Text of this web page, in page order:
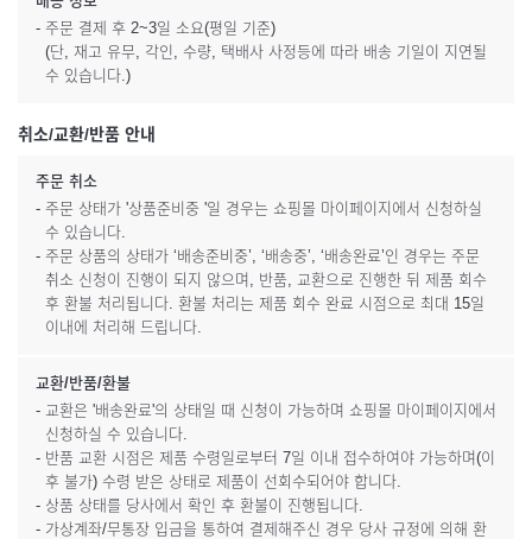
- 주문 결제 후 2~3일 소요(평일 기준)
(단, 재고 유무, 각인, 수량, 택배사 사정등에 따라 배송 기일이 지연될
수 있습니다.)
취소/교환/반품 안내
주문 취소
- 주문 상태가 '상품준비중 '일 경우는 쇼핑몰 마이페이지에서 신청하실
수 있습니다.
- 주문 상품의 상태가 ‘배송준비중’, ‘배송중’, ‘배송완료’인 경우는 주문
취소 신청이 진행이 되지 않으며, 반품, 교환으로 진행한 뒤 제품 회수
후 환불 처리됩니다. 환불 처리는 제품 회수 완료 시점으로 최대 15일
이내에 처리해 드립니다.
교환/반품/환불
- 교환은 '배송완료'의 상태일 때 신청이 가능하며 쇼핑몰 마이페이지에서
신청하실 수 있습니다.
- 반품 교환 시점은 제품 수령일로부터 7일 이내 접수하여야 가능하며(이
후 불가) 수령 받은 상태로 제품이 선회수되어야 합니다.
- 상품 상태를 당사에서 확인 후 환불이 진행됩니다.
- 가상계좌/무통장 입금을 통하여 결제해주신 경우 당사 규정에 의해 환